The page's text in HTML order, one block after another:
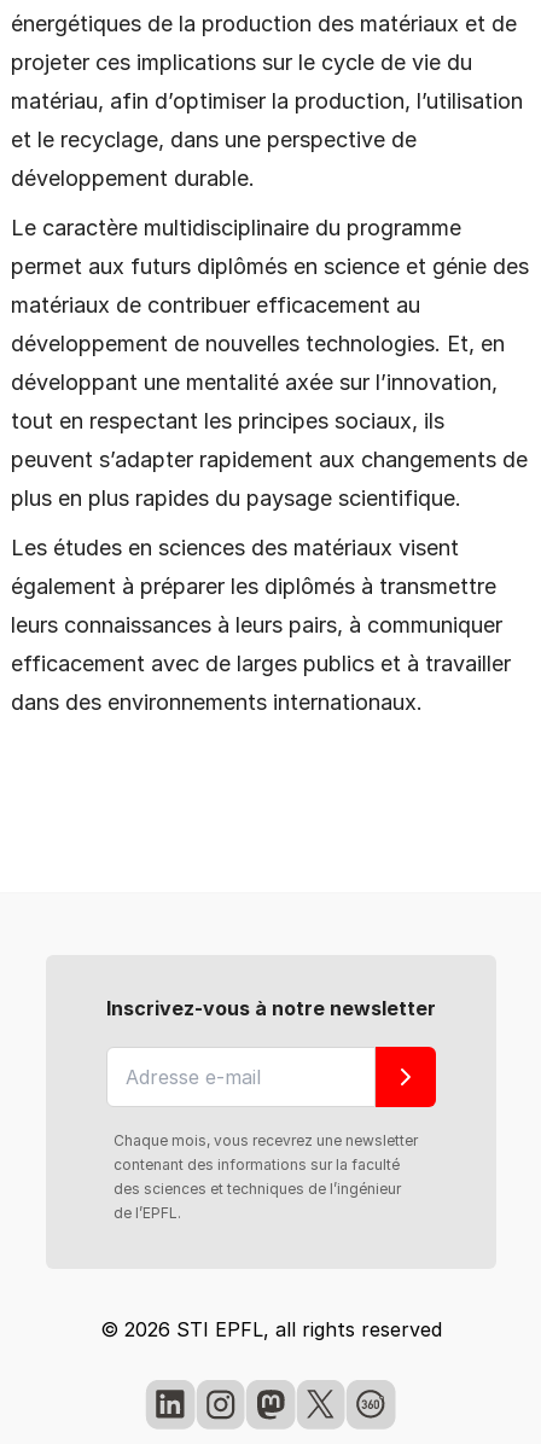
énergétiques de la production des matériaux et de
projeter ces implications sur le cycle de vie du
matériau, afin d’optimiser la production, l’utilisation
et le recyclage, dans une perspective de
développement durable.
Le caractère multidisciplinaire du programme
permet aux futurs diplômés en science et génie des
matériaux de contribuer efficacement au
développement de nouvelles technologies. Et, en
développant une mentalité axée sur l’innovation,
tout en respectant les principes sociaux, ils
peuvent s’adapter rapidement aux changements de
plus en plus rapides du paysage scientifique.
Les études en sciences des matériaux visent
également à préparer les diplômés à transmettre
leurs connaissances à leurs pairs, à communiquer
efficacement avec de larges publics et à travailler
dans des environnements internationaux.
Inscrivez-vous à notre newsletter
Chaque mois, vous recevrez une newsletter
contenant des informations sur la faculté
des sciences et techniques de l’ingénieur
de l’EPFL.
© 2026 STI EPFL, all rights reserved